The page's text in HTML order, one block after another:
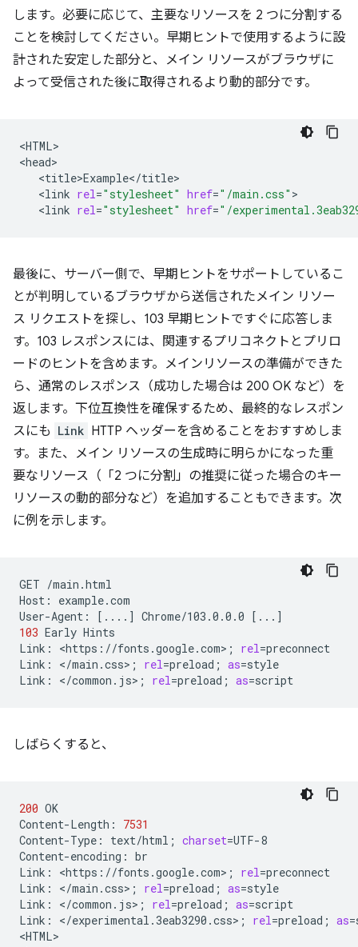
します。必要に応じて、主要なリソースを 2 つに分割する
ことを検討してください。早期ヒントで使用するように設
計された安定した部分と、メイン リソースがブラウザに
よって受信された後に取得されるより動的部分です。
<HTML>
<link rel="stylesheet" href="/main.css"
<link rel="stylesheet" href="/
最後に、サーバー側で、早期ヒントをサポートしているこ
とが判明しているブラウザから送信されたメイン リソー
ス リクエストを探し、103 早期ヒントですぐに応答しま
す。103 レスポンスには、関連するプリコネクトとプリロ
ードのヒントを含めます。メインリソースの準備ができた
ら、通常のレスポンス（成功した場合は 200 OK など）を
返します。下位互換性を確保するため、最終的なレスポン
スにも Link HTTP ヘッダーを含めることをおすすめしま
す。また、メイン リソースの生成時に明らかになった重
要なリソース（「2 つに分割」の推奨に従った場合のキー
リソースの動的部分など）を追加することもできます。次
に例を示します。
GET /main.html
Host:
example.com
User-Agent:
[ .... ] Chrome/103.0.0.0 [ ... ]
103 Early Hints
Link:
<https://fonts.google.com> ; rel=preconnect
Link:
</main.css> ; rel=preload ; as=style
Link:
</common.js> ; rel=preload ; as=
しばらくすると、
200 OK
Content-Length:
7531
Content-Type:
text/html ; charset=UTF-8
Content-encoding: br
Link:
<https://fonts.google.com> ; rel=preconnect
Link:
</main.css> ; rel=preload ; as=style
Link:
</common.js> ; rel=preload ; as=script
Link:
</experimental.3eab3290.css> ; rel=preload ; as=
<HTML>